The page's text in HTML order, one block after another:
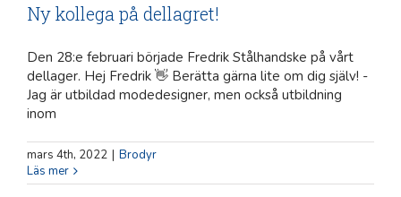
Ny kollega på dellagret!
Den 28:e februari började Fredrik Stålhandske på vårt
dellager. Hej Fredrik 👋 Berätta gärna lite om dig själv! -
Jag är utbildad modedesigner, men också utbildning
inom
mars 4th, 2022 | Brodyr
Läs mer